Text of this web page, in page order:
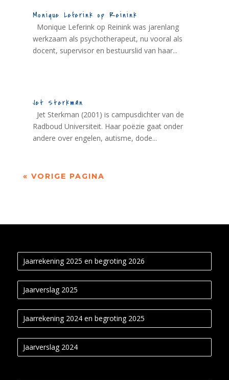
Monique Leferink op Reinink
Monique Leferink op Reinink was jarenlang
werkzaam als psychotherapeut, nu vooral als
docent, supervisor en bestuurslid van haar...
Jet Sterkman
Jet Sterkman (2001) is campusdichter van de
Radboud Universiteit. Haar poëzie gaat onder
andere over engelen, autisme, dode...
« VORIGE PAGINA
Jaarrekening 2025 en begroting 2026
Jaarverslag 2025
Jaarrekening 2024 en begroting 2025
Jaarverslag 2024